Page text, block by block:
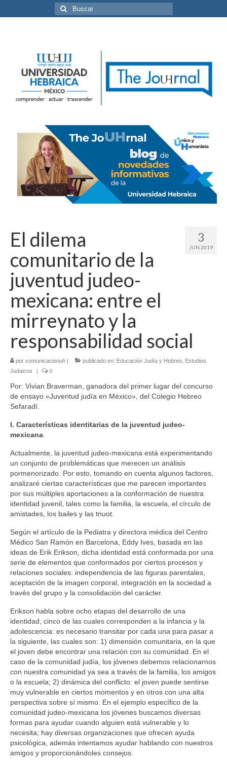
Buscar
por:
3
JUN 2019
El dilema
comunitario de la
juventud judeo-
mexicana: entre el
mirreynato y la
responsabilidad social
por comunicacionuh | publicado en: Educación Judía y Hebreo Estudios
Judaicos
| 0
Por: Vivian Braverman, ganadora del primer lugar del concurso
de ensayo «Juventud judía en México», del Colegio Hebreo
Sefaradí.
I. Características identitarias de la juventud judeo-
mexicana
Actualmente, la juventud judeo-mexicana está experimentando
un conjunto de problemáticas que merecen un análisis
pormenorizado. Por esto, tomando en cuenta algunos factores,
analizaré ciertas características que me parecen importantes
por sus múltiples aportaciones a la conformación de nuestra
identidad juvenil, tales como la familia, la escuela, el círculo de
amistades, los bailes y las tnuot.
Según el artículo de la Pediatra y directora médica del Centro
Médico San Ramón en Barcelona, Eddy Ives, basada en las
ideas de Erik Erikson, dicha identidad está conformada por una
serie de elementos que conformados por ciertos procesos y
relaciones sociales: independencia de las figuras parentales,
aceptación de la imagen corporal, integración en la sociedad a
través del grupo y la consolidación del carácter.
Erikson habla sobre ocho etapas del desarrollo de una
identidad, cinco de las cuales corresponden a la infancia y la
adolescencia: es necesario transitar por cada una para pasar a
la siguiente, las cuales son: 1) dimensión comunitaria, en la que
el joven debe encontrar una relación con su comunidad. En el
caso de la comunidad judía, los jóvenes debemos relacionarnos
con nuestra comunidad ya sea a través de la familia, los amigos
o la escuela; 2) dinámica del conflicto: el joven puede sentirse
muy vulnerable en ciertos momentos y en otros con una alta
perspectiva sobre sí mismo. En el ejemplo específico de la
comunidad judeo-mexicana los jóvenes buscamos diversas
formas para ayudar cuando alguien está vulnerable y lo
necesita; hay diversas organizaciones que ofrecen ayuda
psicológica, además intentamos ayudar hablando con nuestros
amigos y proporcionándoles consejos.